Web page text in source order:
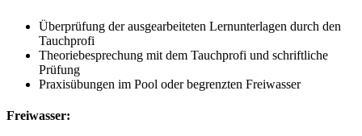
Überprüfung der ausgearbeiteten Lernunterlagen durch den
Tauchprofi
Theoriebesprechung mit dem Tauchprofi und schriftliche
Prüfung
Praxisübungen im Pool oder begrenzten Freiwasser
Freiwasser: